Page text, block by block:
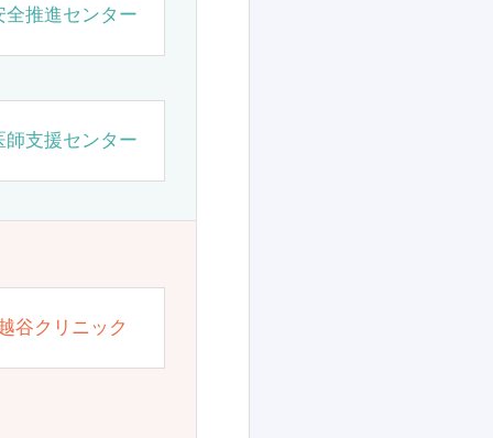
全推進センター
師支援センター
谷クリニック